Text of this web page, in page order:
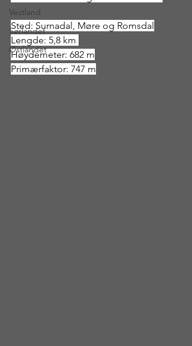
Vestland
Sørlandet
Østlandet
Sted: Surnadal, Møre og Romsdal
Lengde: 5,8 km
Høydemeter: 682 m
Primærfaktor: 747 m